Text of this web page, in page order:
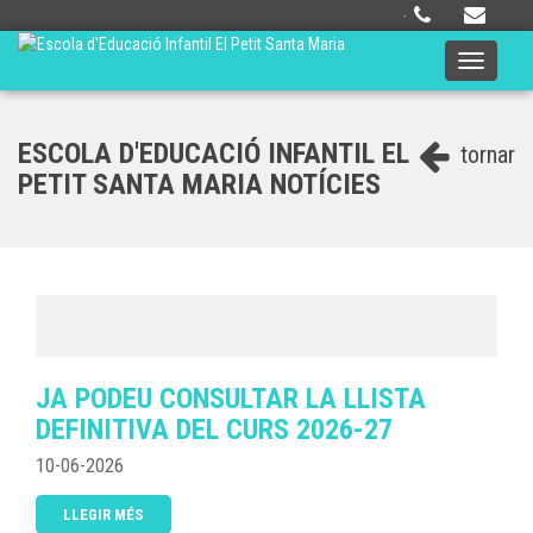
·
Toggle
tornar
ESCOLA D'EDUCACIÓ INFANTIL EL
PETIT SANTA MARIA NOTÍCIES
JA PODEU CONSULTAR LA LLISTA
DEFINITIVA DEL CURS 2026-27
10-06-2026
LLEGIR MÉS